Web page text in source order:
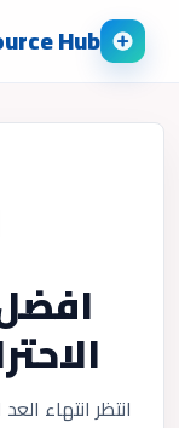
Hub
انتظر انتهاء